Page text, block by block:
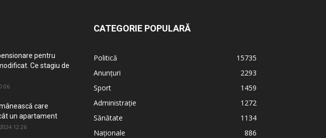
pentru
Ce stagiu de
care
un apartament
12:26
CATEGORIE POPULARĂ
Politică
15735
Anunțuri
2293
Sport
1459
Administrație
1272
Sănătate
1134
Naționale
886